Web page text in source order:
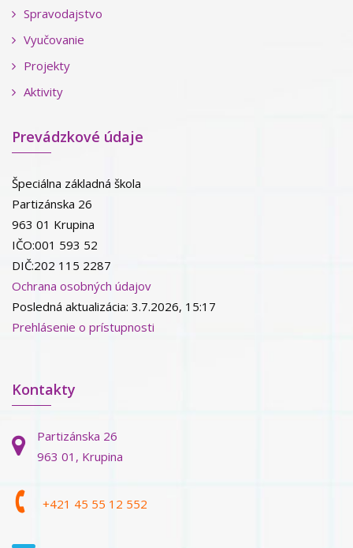
Spravodajstvo
Vyučovanie
Projekty
Aktivity
Prevádzkové údaje
Špeciálna základná škola
Partizánska 26
963 01 Krupina
IČO:001 593 52
DIČ:202 115 2287
Ochrana osobných údajov
Posledná aktualizácia: 3.7.2026, 15:17
Prehlásenie o prístupnosti
Kontakty
Partizánska 26
963 01, Krupina
+421 45 55 12 552